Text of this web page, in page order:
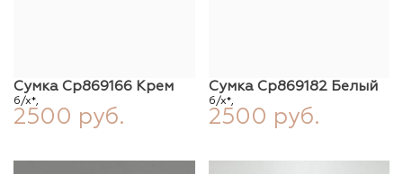
Сумка Ср869166 Крем
б/х*,
2500 руб.
Сумка Ср869182 Белый
б/х*,
2500 руб.